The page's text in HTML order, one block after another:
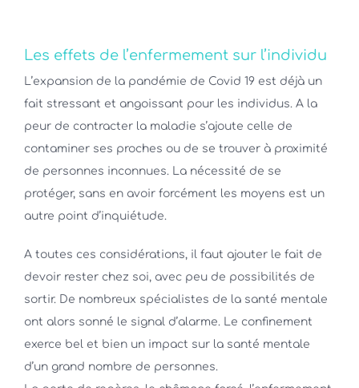
Les effets de l’enfermement sur l’individu
L’expansion de la pandémie de Covid 19 est déjà un
fait stressant et angoissant pour les individus. A la
peur de contracter la maladie s’ajoute celle de
contaminer ses proches ou de se trouver à proximité
de personnes inconnues. La nécessité de se
protéger, sans en avoir forcément les moyens est un
autre point d’inquiétude.
A toutes ces considérations, il faut ajouter le fait de
devoir rester chez soi, avec peu de possibilités de
sortir. De nombreux spécialistes de la santé mentale
ont alors sonné le signal d’alarme. Le confinement
exerce bel et bien un impact sur la santé mentale
d’un grand nombre de personnes.